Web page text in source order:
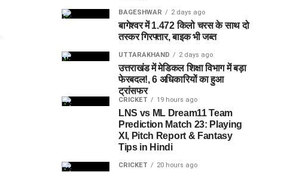
BAGESHWAR 2 days ago
बागेश्वर में 1.472 किलो चरस के साथ दो
तस्कर गिरफ्तार, बाइक भी जब्त
UTTARAKHAND 2 days ago
उत्तराखंड में मेडिकल शिक्षा विभाग में बड़ा
फेरबदल!, 6 अधिकारियों का हुआ
ट्रांसफर
CRICKET 19 hours ago
LNS vs ML Dream11 Team
Prediction Match 23: Playing
XI, Pitch Report & Fantasy
Tips in Hindi
CRICKET 20 hours ago